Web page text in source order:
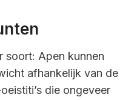
soort: Apen kunnen
afhankelijk van de
die ongeveer